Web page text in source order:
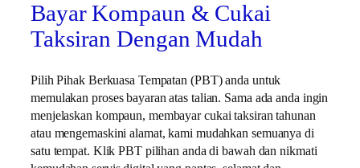
Bayar Kompaun & Cukai
Taksiran Dengan Mudah
Pilih Pihak Berkuasa Tempatan (PBT) anda untuk
memulakan proses bayaran atas talian. Sama ada anda ingin
menjelaskan kompaun, membayar cukai taksiran tahunan
atau mengemaskini alamat, kami mudahkan semuanya di
satu tempat. Klik PBT pilihan anda di bawah dan nikmati